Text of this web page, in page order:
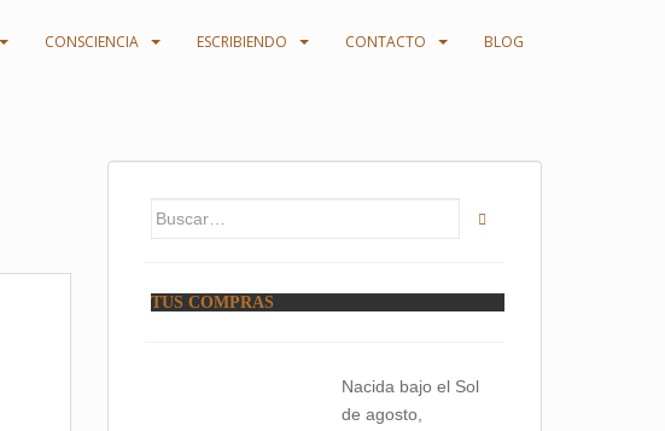
CONSCIENCIA ESCRIBIENDO CONTACTO BLOG
Buscar:
TUS COMPRAS
Nacida bajo el Sol
de agosto,